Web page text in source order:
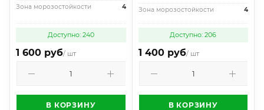
Зона морозостойкости 4
Доступно: 240
1 600 руб/ шт
В КОРЗИНУ
Зона морозостойкости 4
Доступно: 206
1 400 руб/ шт
В КОРЗИНУ